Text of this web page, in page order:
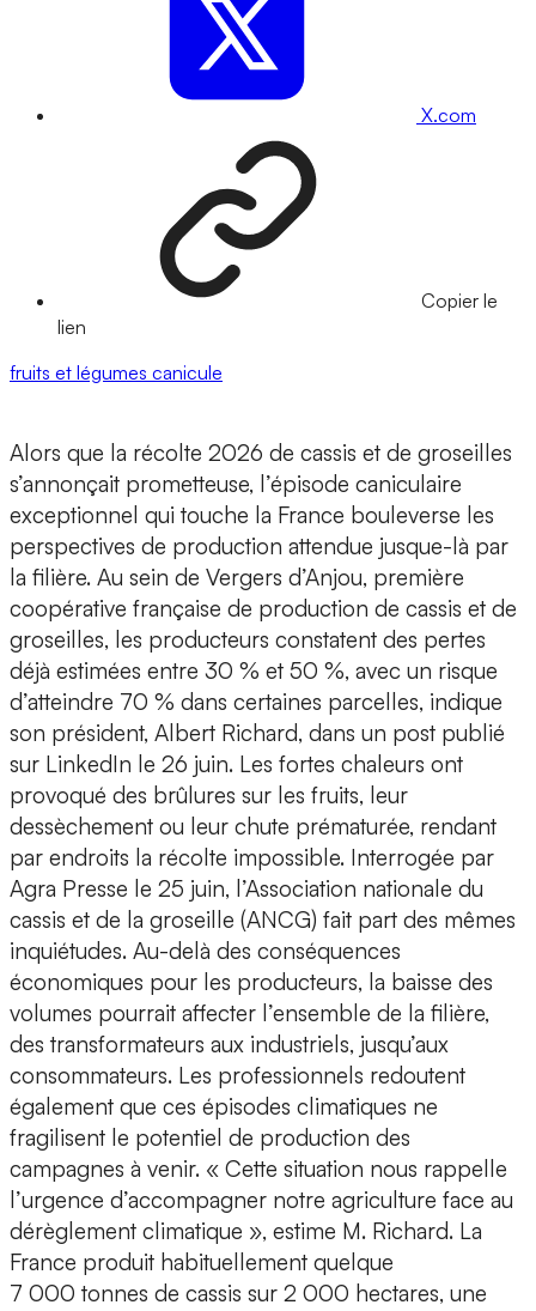
X.com
Copier le
lien
fruits et légumes canicule
Alors que la récolte 2026 de cassis et de groseilles
s’annonçait prometteuse, l’épisode caniculaire
exceptionnel qui touche la France bouleverse les
perspectives de production attendue jusque-là par
la filière. Au sein de Vergers d’Anjou, première
coopérative française de production de cassis et de
groseilles, les producteurs constatent des pertes
déjà estimées entre 30 % et 50 %, avec un risque
d’atteindre 70 % dans certaines parcelles, indique
son président, Albert Richard, dans un post publié
sur LinkedIn le 26 juin. Les fortes chaleurs ont
provoqué des brûlures sur les fruits, leur
dessèchement ou leur chute prématurée, rendant
par endroits la récolte impossible. Interrogée par
Agra Presse le 25 juin, l’Association nationale du
cassis et de la groseille (ANCG) fait part des mêmes
inquiétudes. Au-delà des conséquences
économiques pour les producteurs, la baisse des
volumes pourrait affecter l’ensemble de la filière,
des transformateurs aux industriels, jusqu’aux
consommateurs. Les professionnels redoutent
également que ces épisodes climatiques ne
fragilisent le potentiel de production des
campagnes à venir. « Cette situation nous rappelle
l’urgence d’accompagner notre agriculture face au
dérèglement climatique », estime M. Richard. La
France produit habituellement quelque
7 000 tonnes de cassis sur 2 000 hectares, une